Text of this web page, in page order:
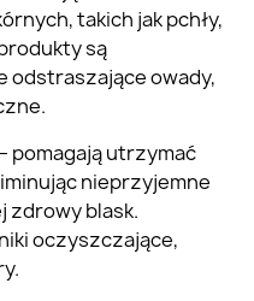
takich jak pchły,
są
odstraszające owady,
– pomagają utrzymać
nieprzyjemne
zdrowy blask.
oczyszczające,